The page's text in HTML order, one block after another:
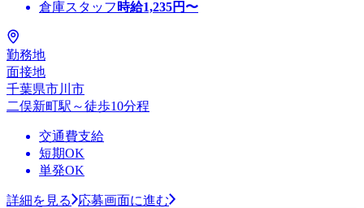
倉庫スタッフ 時給1,235円〜
勤務地
面接地
千葉県市川市
二俣新町駅～徒歩10分程
交通費支給
短期OK
単発OK
詳細を見る 応募画面に進む